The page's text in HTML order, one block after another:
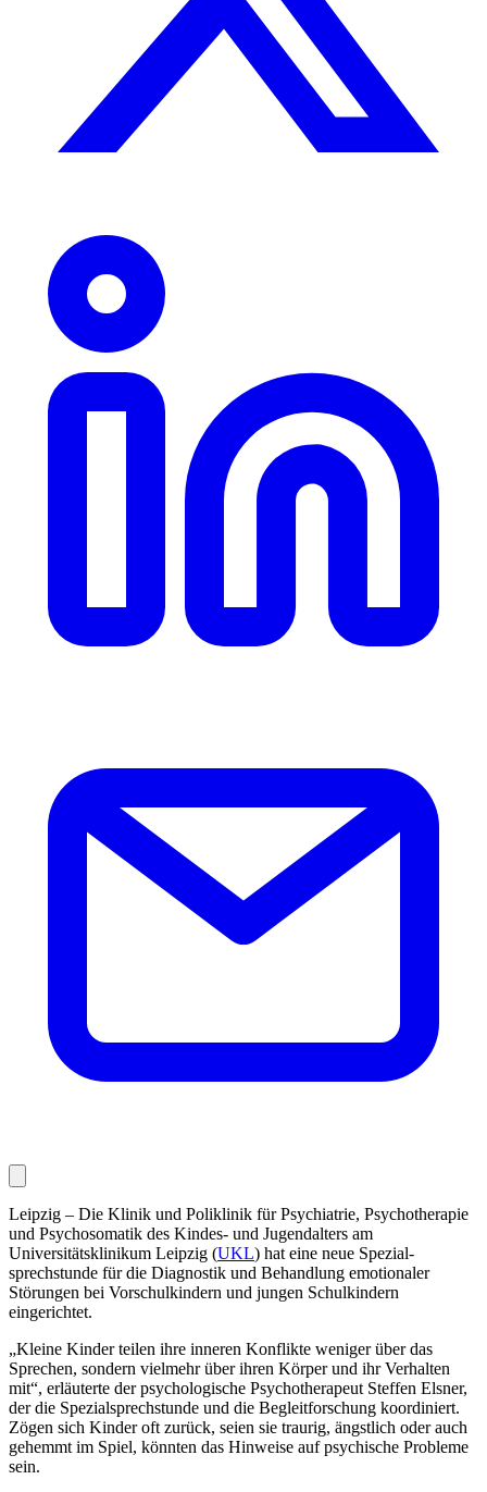
Leipzig – Die Klinik und Poliklinik für Psychiatrie, Psychotherapie
und Psychosomatik des Kindes- und Jugendalters am
Universitätsklinikum Leipzig (UKL) hat eine neue Spezial­
sprechstunde für die Diagnostik und Behandlung emotionaler
Störungen bei Vorschul­kin­dern und jungen Schulkindern
eingerichtet.
„Kleine Kinder teilen ihre inneren Konflikte weniger über das
Sprechen, sondern vielmehr über ihren Körper und ihr Verhalten
mit“, erläuterte der psychologische Psychotherapeut Steffen Elsner,
der die Spezialsprechstunde und die Begleitforschung koordiniert.
Zögen sich Kinder oft zurück, seien sie traurig, ängstlich oder auch
gehemmt im Spiel, könnten das Hinweise auf psychische Probleme
sein.